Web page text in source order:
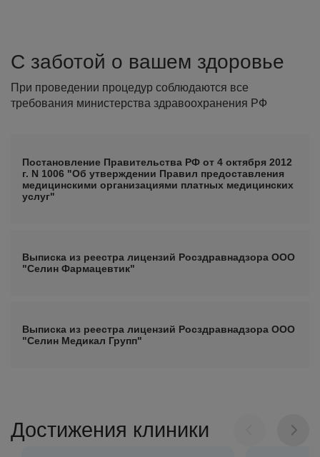
С заботой о вашем здоровье
При проведении процедур соблюдаются все
требования министерства здравоохранения РФ
Постановление Правительства РФ от 4 октября 2012
г. N 1006 "Об утверждении Правил предоставления
медицинскими организациями платных медицинских
услуг"
Выписка из реестра лицензий Росздравнадзора ООО
"Селин Фармацевтик"
Выписка из реестра лицензий Росздравнадзора ООО
"Селин Медикал Групп"
Достижения клиники